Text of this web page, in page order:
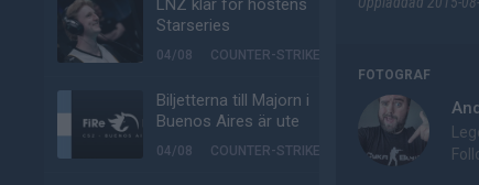
LNZ klar för höstens
Starseries
04/08 COUNTER-STRIKE
Biljetterna till Majorn i
Buenos Aires är ute
04/08 COUNTER-STRIKE
FOTOGRAF